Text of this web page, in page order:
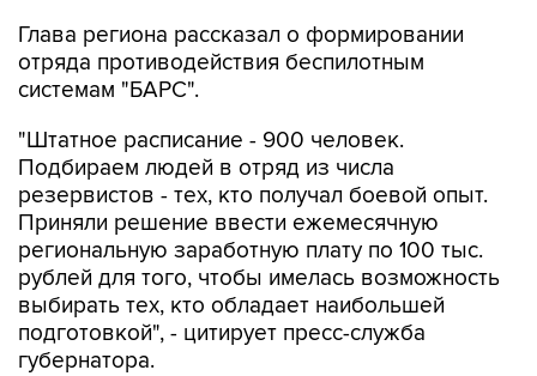
Глава региона рассказал о формировании
отряда противодействия беспилотным
системам "БАРС".
"Штатное расписание - 900 человек.
Подбираем людей в отряд из числа
резервистов - тех, кто получал боевой опыт.
Приняли решение ввести ежемесячную
региональную заработную плату по 100 тыс.
рублей для того, чтобы имелась возможность
выбирать тех, кто обладает наибольшей
подготовкой", - цитирует пресс-служба
губернатора.